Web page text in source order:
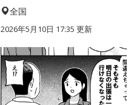
全国
2026年5月10日 17:35 更新